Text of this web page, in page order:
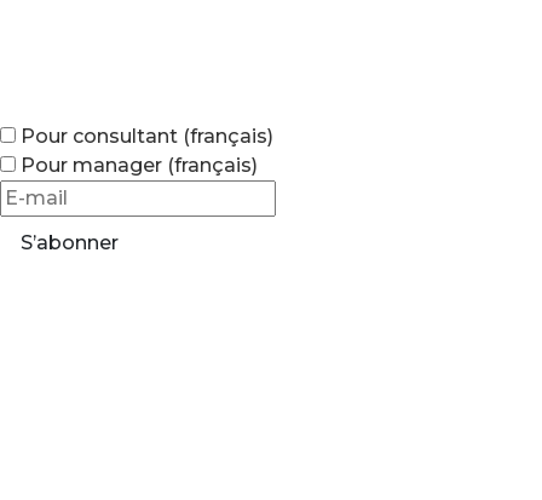
Pour consultant (français)
Pour manager (français)